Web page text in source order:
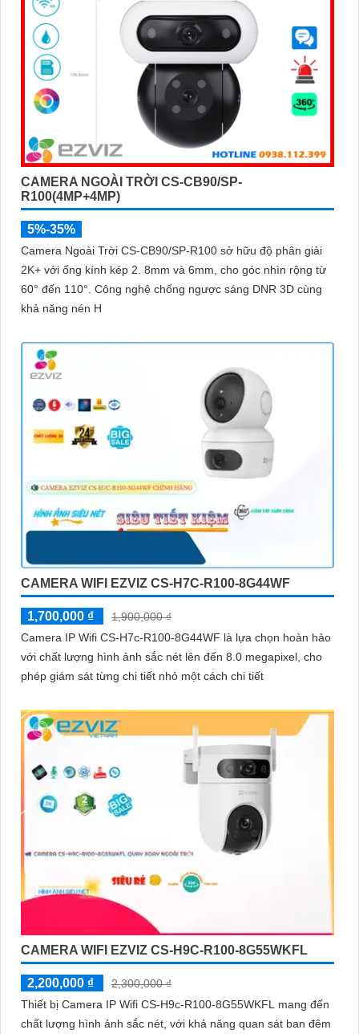
CAMERA NGOÀI TRỜI CS-CB90/SP-
R100(4MP+4MP)
5%-35%
Camera Ngoài Trời CS-CB90/SP-R100 sở hữu độ phân giải
2K+ với ống kính kép 2. 8mm và 6mm, cho góc nhìn rộng từ
60° đến 110°. Công nghệ chống ngược sáng DNR 3D cùng
khả năng nén H
CAMERA WIFI EZVIZ CS-H7C-R100-8G44WF
1,700,000 ₫
1,900,000 ₫
Camera IP Wifi CS-H7c-R100-8G44WF là lựa chọn hoàn hảo
với chất lượng hình ảnh sắc nét lên đến 8.0 megapixel, cho
phép giám sát từng chi tiết nhỏ một cách chi tiết
CAMERA WIFI EZVIZ CS-H9C-R100-8G55WKFL
2,200,000 ₫
2,300,000 ₫
Thiết bị Camera IP Wifi CS-H9c-R100-8G55WKFL mang đến
chất lượng hình ảnh sắc nét, với khả năng quan sát ban đêm